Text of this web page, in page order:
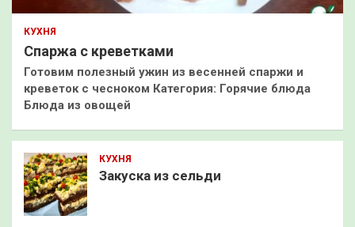
КУХНЯ
Спаржа с креветками
Готовим полезный ужин из весенней спаржи и
креветок с чесноком Категория: Горячие блюда
Блюда из овощей
КУХНЯ
Закуска из сельди